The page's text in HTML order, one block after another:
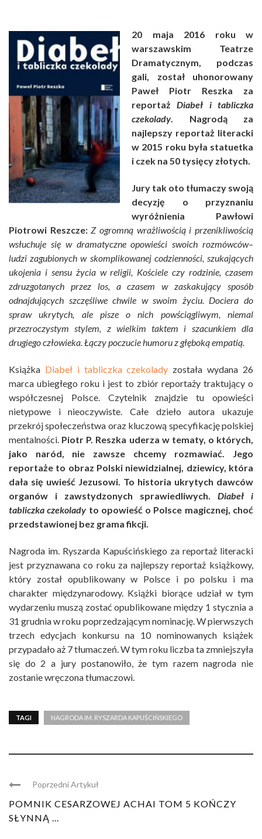
20 maja 2016 roku w
warszawskim Teatrze
Dramatycznym, podczas
gali, został uhonorowany
Paweł Piotr Reszka za
reportażDiabeł i tabliczka
czekolady. Nagrodą za
najlepszy reportaż literacki
w 2015 roku była statuetka
i czek na 50 tysięcy złotych.
Jury tak oto tłumaczy swoją
decyzję o przyznaniu
wyróżnienia Pawłowi
Piotrowi Reszcze:Z ogromną wrażliwością i przenikliwością
wsłuchuje się w dramatyczne opowieści swoich rozmówców–
ludzi zagubionych w skomplikowanej codzienności, szukających
ukojenia i sensu życia w religii, Kościele czy rodzinie, czasem
zdruzgotanych przez los, a czasem w zaskakujący sposób
odnajdujących szczęśliwe chwile w swoim życiu. Dociera do
spraw ukrytych, ale pisze o nich powściągliwym, niemal
przezroczystym stylem, z wielkim taktem i szacunkiem dla
drugiego człowieka. Łączy poczucie humoru z głęboką empatią.
Książka Diabeł i tabliczka czekolady została wydana 26
marca ubiegłego roku i jest to zbiór reportaży traktujący o
współczesnej Polsce. Czytelnik znajdzie tu opowieści
nietypowe i nieoczywiste. Całe dzieło autora ukazuje
przekrój społeczeństwa oraz kluczową specyfikację polskiej
mentalności. Piotr P. Reszka uderza w tematy, o których,
jako naród, nie zawsze chcemy rozmawiać. Jego
reportaże to obraz Polski niewidzialnej, dziewicy, która
dała się uwieść Jezusowi. To historia ukrytych dawców
organów i zawstydzonych sprawiedliwych. Diabeł i
tabliczka czekoladyto opowieść o Polsce magicznej, choć
przedstawionej bez grama fikcji.
Nagroda im. Ryszarda Kapuścińskiego za reportaż literacki
jest przyznawana co roku za najlepszy reportaż książkowy,
który został opublikowany w Polsce i po polsku i ma
charakter międzynarodowy. Książki biorące udział w tym
wydarzeniu muszą zostać opublikowane między 1 stycznia a
31 grudnia w roku poprzedzającym nominację. W pierwszych
trzech edycjach konkursu na 10 nominowanych książek
przypadało aż 7 tłumaczeń. W tym roku liczba ta zmniejszyła
się do 2 a jury postanowiło, że tym razem nagroda nie
zostanie wręczona tłumaczowi.
TAGI NAGRODA IM. RYSZARDA KAPUŚCIŃSKIEGO
Poprzedni Artykuł
POMNIK CESARZOWEJ ACHAI TOM 5 KOŃCZY
SŁYNNĄ ...